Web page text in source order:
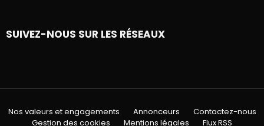
SUIVEZ-NOUS SUR LES RÉSEAUX
Nos valeurs et engagements Annonceurs
Contactez-nous
Gestion des cookies
Mentions légales Flux RSS